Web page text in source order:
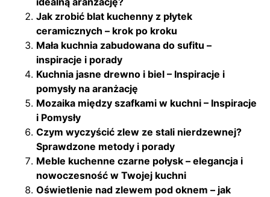
Jak zrobić blat kuchenny z płytek
ceramicznych – krok po kroku
Mała kuchnia zabudowana do sufitu –
inspiracje i porady
Kuchnia jasne drewno i biel – Inspiracje i
pomysły na aranżację
Mozaika między szafkami w kuchni – Inspiracje
i Pomysły
Czym wyczyścić zlew ze stali nierdzewnej?
Sprawdzone metody i porady
Meble kuchenne czarne połysk – elegancja i
nowoczesność w Twojej kuchni
Oświetlenie nad zlewem pod oknem – jak